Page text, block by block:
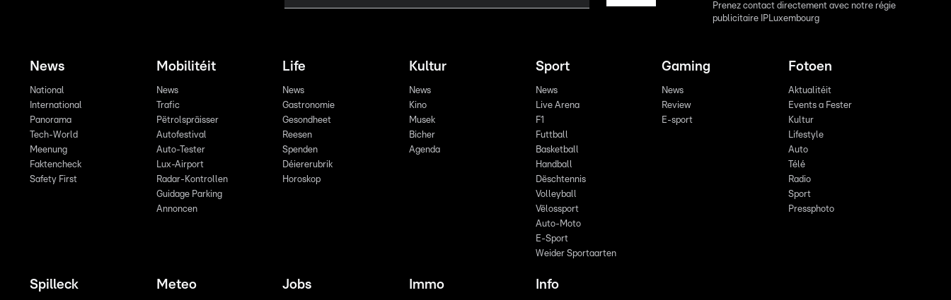
Prenez contact directement avec notre régie
publicitaire IPLuxembourg
News
National
International
Panorama
Tech-World
Meenung
Faktencheck
Safety First
Mobilitéit
News
Trafic
Pëtrolspräisser
Autofestival
Auto-Tester
Lux-Airport
Radar-Kontrollen
Guidage Parking
Annoncen
Life
News
Gastronomie
Gesondheet
Reesen
Spenden
Déiererubrik
Horoskop
Kultur
News
Kino
Musek
Bicher
Agenda
Sport
News
Live Arena
F1
Futtball
Basketball
Handball
Dëschtennis
Volleyball
Vëlossport
Auto-Moto
E-Sport
Weider Sportaarten
Gaming
News
Review
E-sport
Fotoen
Aktualitéit
Events a Fester
Kultur
Lifestyle
Auto
Télé
Radio
Sport
Pressphoto
Spilleck Meteo Jobs Immo Info